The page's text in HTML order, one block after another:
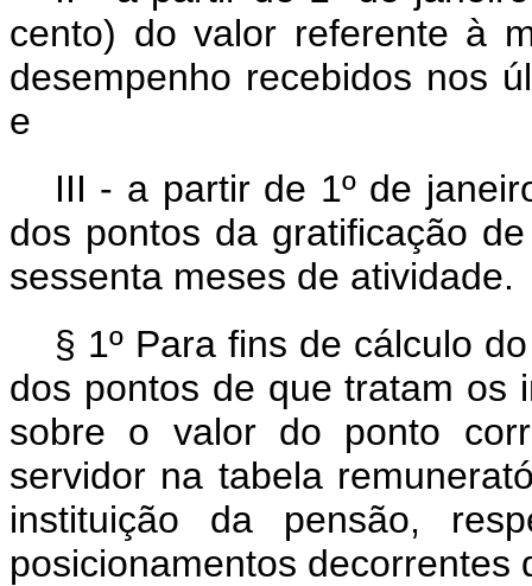
cento) do valor referente à
desempenho recebidos nos
e
III - a partir de 1º de
dos pontos da gratificação
sessenta meses de atividade.
§ 1º Para fins de cálculo
dos pontos de que tratam
sobre o valor do ponto
servidor na tabela
instituição da pensão,
posicionamentos decorrentes